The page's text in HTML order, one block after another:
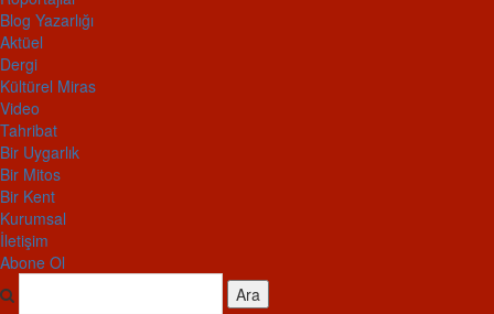
Blog Yazarlığı
Aktüel
Dergi
Kültürel Miras
Video
Tahribat
Bir Uygarlık
Bir Mitos
Bir Kent
Kurumsal
İletişim
Abone Ol
Ara